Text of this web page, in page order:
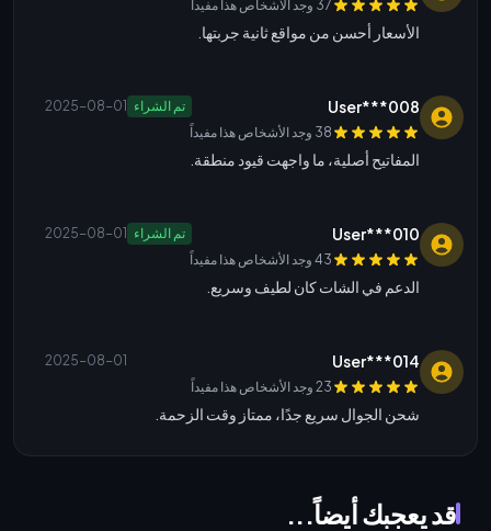
37 وجد الأشخاص هذا مفيداً
الأسعار أحسن من مواقع ثانية جربتها.
User***008 تم الشراء 2025-08-01
38 وجد الأشخاص هذا مفيداً
المفاتيح أصلية، ما واجهت قيود منطقة.
User***010 تم الشراء 2025-08-01
43 وجد الأشخاص هذا مفيداً
الدعم في الشات كان لطيف وسريع.
User***014
2025-08-01
23 وجد الأشخاص هذا مفيداً
شحن الجوال سريع جدًا، ممتاز وقت الزحمة.
قد يعجبك أيضاً...